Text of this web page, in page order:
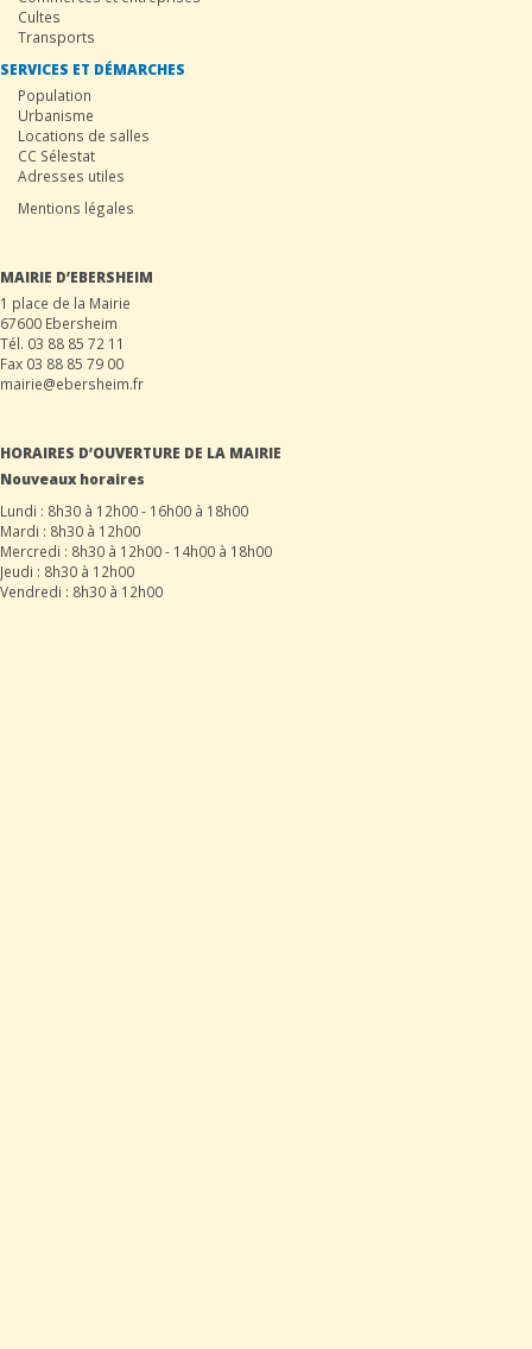
Cultes
Transports
SERVICES ET DÉMARCHES
Population
Urbanisme
Locations de salles
CC Sélestat
Adresses utiles
Mentions légales
MAIRIE D’EBERSHEIM
1 place de la Mairie
67600 Ebersheim
Tél. 03 88 85 72 11
Fax 03 88 85 79 00
mairie@ebersheim.fr
HORAIRES D’OUVERTURE DE LA MAIRIE
Nouveaux horaires
Lundi : 8h30 à 12h00 - 16h00 à 18h00
Mardi : 8h30 à 12h00
Mercredi : 8h30 à 12h00 - 14h00 à 18h00
Jeudi : 8h30 à 12h00
Vendredi : 8h30 à 12h00